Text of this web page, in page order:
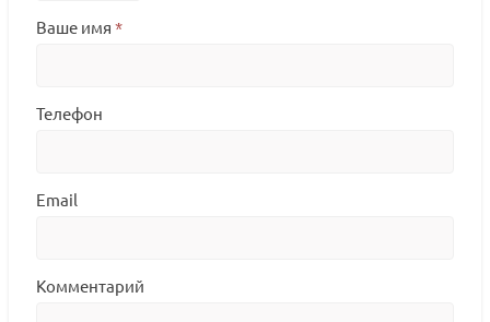
Ваше имя *
Телефон
Email
Комментарий